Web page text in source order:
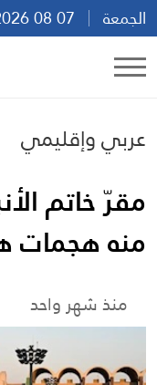
الجمعة
عربي وإقليمي
مقرّ خاتم
منه هجمات
منذ شهر واحد